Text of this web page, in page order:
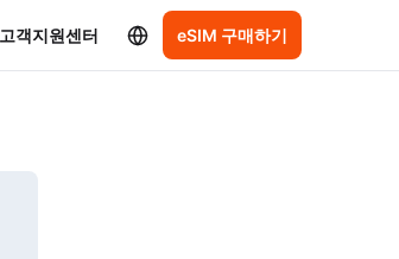
고객지원센터 eSIM 구매하기